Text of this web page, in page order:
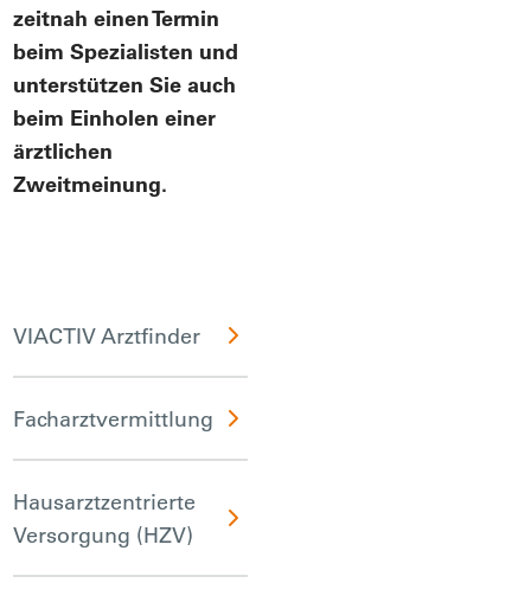
zeitnah einen Termin
beim Spezialisten und
unterstützen Sie auch
beim Einholen einer
ärztlichen
Zweitmeinung.
VIACTIV Arztfinder
Facharztvermittlung
Hausarztzentrierte
Versorgung (HZV)